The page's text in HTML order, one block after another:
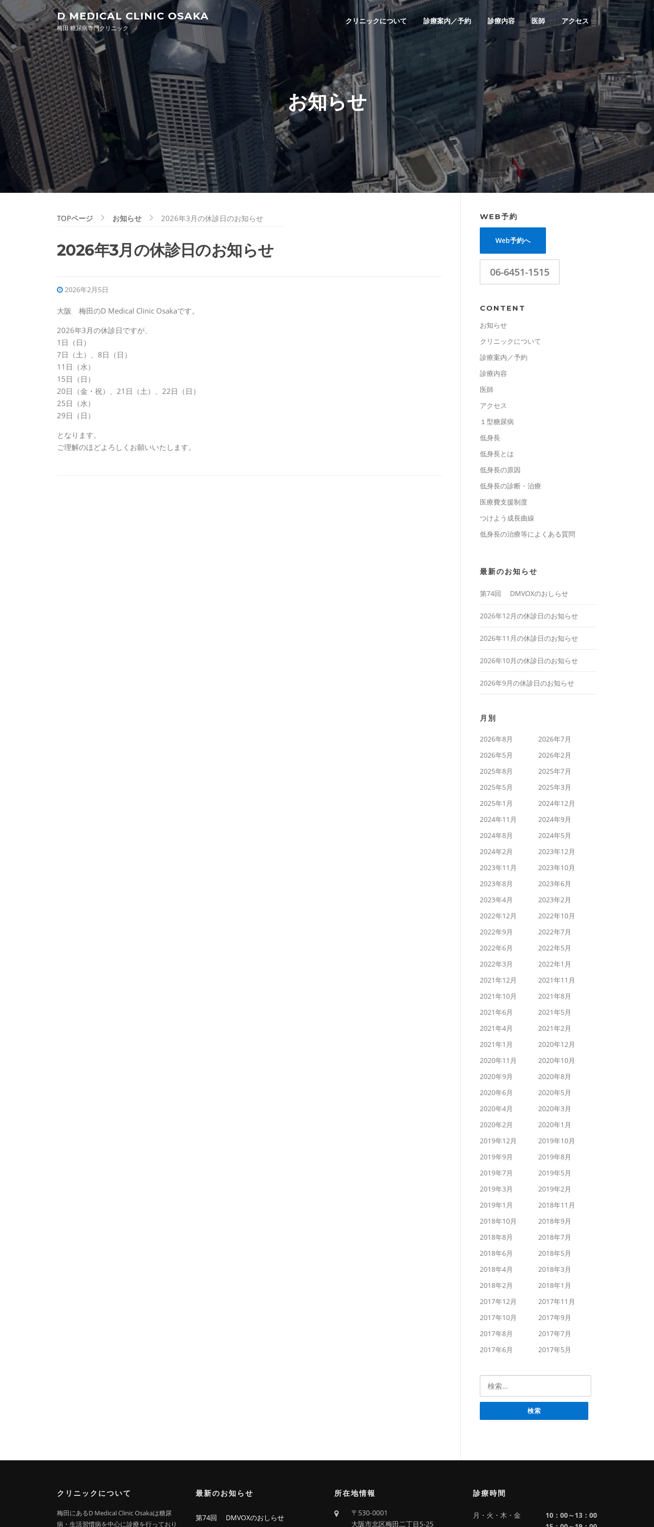
Skip to content
D MEDICAL CLINIC OSAKA
梅田 糖尿病専門クリニック
クリニックについて 診療案内／予約 診療内容 医師 アクセス
お知らせ
TOPページ お知らせ 2026年3月の休診日のお知らせ
2026年3月の休診日のお知らせ
2026年2月5日
大阪 梅田のD Medical Clinic Osakaです。
2026年3月の休診日ですが、
1日（日）
7日（土）、8日（日）
11日（水）
15日（日）
20日（金・祝）、21日（土）、22日（日）
25日（水）
29日（日）
となります。
ご理解のほどよろしくお願いいたします。
WEB予約
Web予約へ
06-6451-1515
CONTENT
お知らせ
クリニックについて
診療案内／予約
診療内容
医師
アクセス
１型糖尿病
低身長
低身長とは
低身長の原因
低身長の診断・治療
医療費支援制度
つけよう成長曲線
低身長の治療等によくある質問
最新のお知らせ
第74回 DMVOXのおしらせ
2026年12月の休診日のお知らせ
2026年11月の休診日のお知らせ
2026年10月の休診日のお知らせ
2026年9月の休診日のお知らせ
月別
2026年8月
2026年7月
2026年5月
2026年2月
2025年8月
2025年7月
2025年5月
2025年3月
2025年1月
2024年12月
2024年11月
2024年9月
2024年8月
2024年5月
2024年2月
2023年12月
2023年11月
2023年10月
2023年8月
2023年6月
2023年4月
2023年2月
2022年12月
2022年10月
2022年9月
2022年7月
2022年6月
2022年5月
2022年3月
2022年1月
2021年12月
2021年11月
2021年10月
2021年8月
2021年6月
2021年5月
2021年4月
2021年2月
2021年1月
2020年12月
2020年11月
2020年10月
2020年9月
2020年8月
2020年6月
2020年5月
2020年4月
2020年3月
2020年2月
2020年1月
2019年12月
2019年10月
2019年9月
2019年8月
2019年7月
2019年5月
2019年3月
2019年2月
2019年1月
2018年11月
2018年10月
2018年9月
2018年8月
2018年7月
2018年6月
2018年5月
2018年4月
2018年3月
2018年2月
2018年1月
2017年12月
2017年11月
2017年10月
2017年9月
2017年8月
2017年7月
2017年6月
2017年5月
検索:
クリニックについて
梅田にあるD Medical Clinic Osakaは糖尿
病・生活習慣病を中心に診療を行っており
最新のお知らせ
第74回 DMVOXのおしらせ
所在地情報
〒530-0001
大阪市北区梅田二丁目5-25
診療時間
月・火・木・金
10：00～13：00